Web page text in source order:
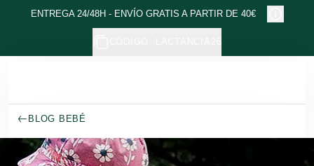
Ir al contenido principal
ENTREGA 24/48H - ENVÍO GRATIS A PARTIR DE 40€
BLOG BEBÉ